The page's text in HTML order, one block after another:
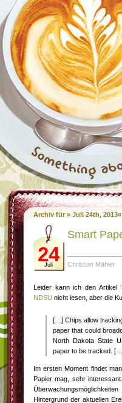
Archiv für » Juli 24th, 2013«
24
Juli
Smart
Christian Mähler
Leider kann ich den Artikel
NDSU nicht lesen, aber die
[…] Chips allow
paper that could
North Dakota State
paper to be tracked.
Im ersten Moment findet
Papier mag, sehr
Hintergrund der aktuellen